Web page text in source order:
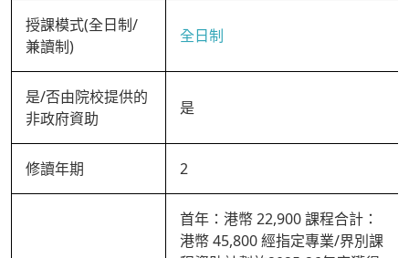
授課模式(全日制/
兼讀制)
全日制
是/否由院校提供的
非政府資助
是
修讀年期 2
首年：港幣 22,900 課程合計：
港幣 45,800 經指定專業/界別課